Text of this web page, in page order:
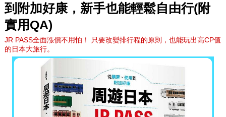
到附加好康，新手也能輕鬆自由行(附
實用QA)
JR PASS全面漲價不用怕！ 只要改變排行程的原則，也能玩出高CP值
的日本大旅行。